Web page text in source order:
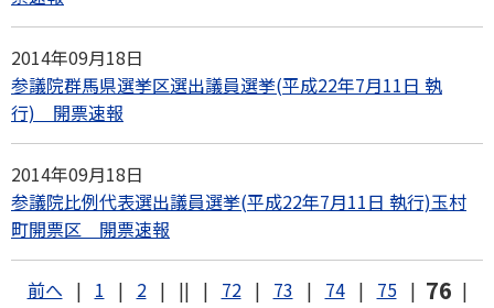
2014年09月18日
参議院群馬県選挙区選出議員選挙(平成22年7月11日 執
行) 開票速報
2014年09月18日
参議院比例代表選出議員選挙(平成22年7月11日 執行)玉村
町開票区 開票速報
前へ | 1 | 2 | || | 72 | 73 | 74 | 75 | 76 |